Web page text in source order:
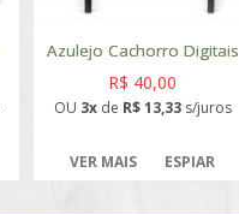
Azulejo Cachorro Digitais
R$ 40,00
OU 3xde R$ 13,33s/juros
VER MAIS ESPIAR